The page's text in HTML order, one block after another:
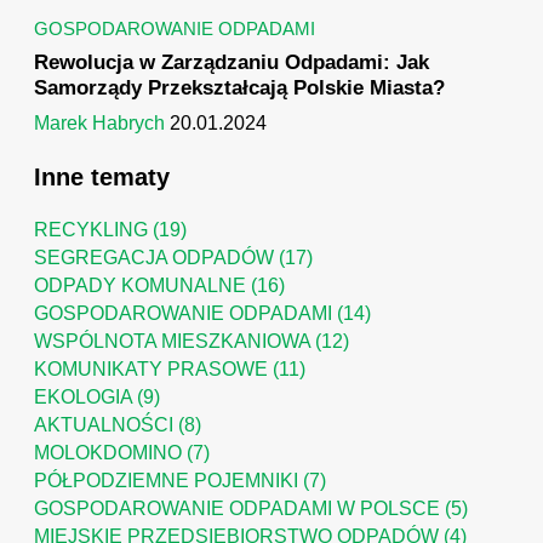
GOSPODAROWANIE ODPADAMI
Rewolucja w Zarządzaniu Odpadami: Jak
Samorządy Przekształcają Polskie Miasta?
Marek Habrych 20.01.2024
Inne tematy
RECYKLING (19)
SEGREGACJA ODPADÓW (17)
ODPADY KOMUNALNE (16)
GOSPODAROWANIE ODPADAMI (14)
WSPÓLNOTA MIESZKANIOWA (12)
KOMUNIKATY PRASOWE (11)
EKOLOGIA (9)
AKTUALNOŚCI (8)
MOLOKDOMINO (7)
PÓŁPODZIEMNE POJEMNIKI (7)
GOSPODAROWANIE ODPADAMI W POLSCE (5)
MIEJSKIE PRZEDSIĘBIORSTWO ODPADÓW (4)